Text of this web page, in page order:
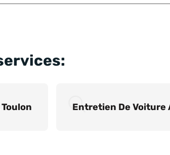
Entretien De Voiture